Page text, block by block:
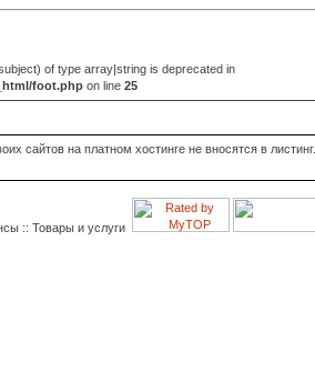
of type array|string is deprecated in
foot.phpon line 25
сайтов на платном хостинге не вносятся в листинг.